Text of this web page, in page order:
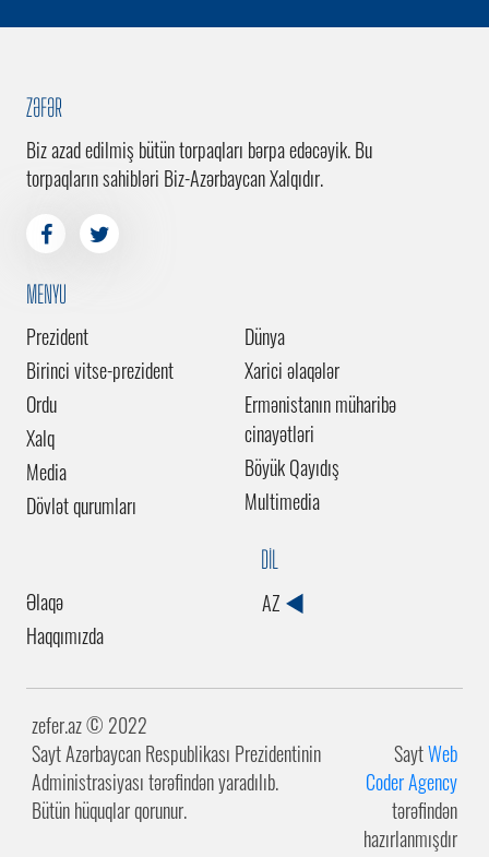
ZƏFƏR
Biz azad edilmiş bütün torpaqları bərpa edəcəyik. Bu
torpaqların sahibləri Biz-Azərbaycan Xalqıdır.
MENYU
Prezident
Birinci vitse-prezident
Ordu
Xalq
Media
Dövlət qurumları
Dünya
Xarici əlaqələr
Ermənistanın müharibə
cinayətləri
Böyük Qayıdış
Multimedia
Əlaqə
Haqqımızda
DİL
AZ
zefer.az ©️ 2022
Sayt Azərbaycan Respublikası Prezidentinin
Administrasiyası tərəfindən yaradılıb.
Bütün hüquqlar qorunur.
SaytWeb
Coder Agency
tərəfindən
hazırlanmışdır